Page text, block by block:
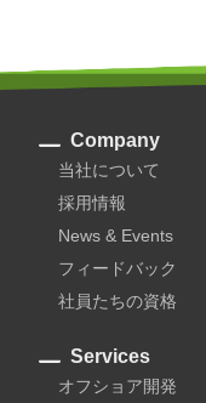
Company
当社について
採用情報
News & Events
フィードバック
社員たちの資格
Services
オフショア開発